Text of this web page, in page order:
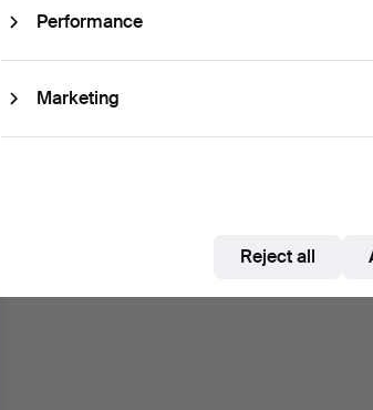
Performance
Marketing
Reject all